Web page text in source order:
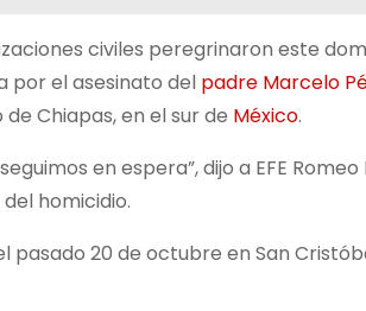
civiles peregrinaron este
por el asesinato del padre Marcelo
Chiapas, en el sur de México.
en espera”, dijo a EFE Romeo
homicidio.
pasado 20 de octubre en San